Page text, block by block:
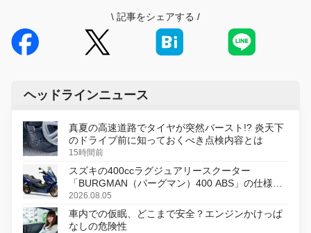
\ 記事をシェアする /
ヘッドラインニュース
真夏の高速道路でタイヤが突然バースト!? 炎天下
のドライブ前に知っておくべき点検内容とは
15時間前
スズキの400ccラグジュアリースクーター
「BURGMAN（バーグマン）400 ABS」の仕様を
変更し、8月18日に発売
2026.08.05
車内での仮眠、どこまで安全？エンジンかけっぱ
なしの危険性